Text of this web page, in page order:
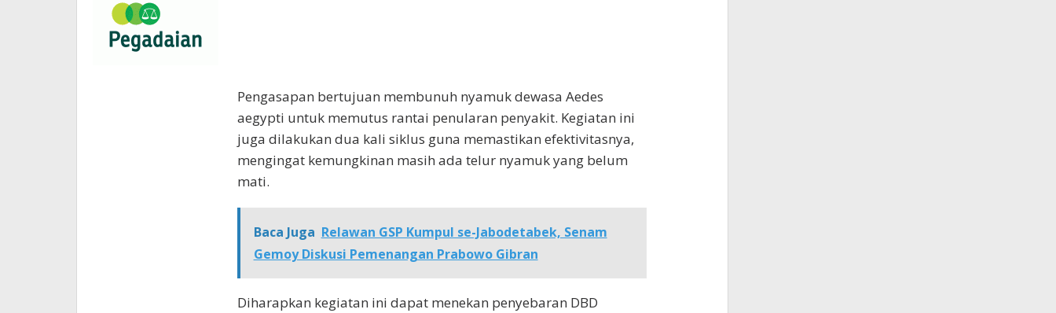
Pengasapan bertujuan membunuh nyamuk dewasa Aedes
aegypti untuk memutus rantai penularan penyakit. Kegiatan ini
juga dilakukan dua kali siklus guna memastikan efektivitasnya,
mengingat kemungkinan masih ada telur nyamuk yang belum
mati.
Baca Juga Relawan GSP Kumpul se-Jabodetabek, Senam
Gemoy Diskusi Pemenangan Prabowo Gibran
Diharapkan kegiatan ini dapat menekan penyebaran DBD